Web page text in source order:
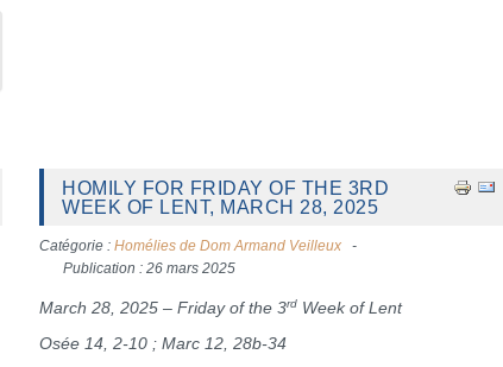
HOMILY FOR FRIDAY OF THE 3RD
WEEK OF LENT, MARCH 28, 2025
Catégorie :Homélies de Dom Armand Veilleux
Publication : 26 mars 2025
March 28, 2025 – Friday of the 3rd Week of Lent
Osée 14, 2-10 ; Marc 12, 28b-34